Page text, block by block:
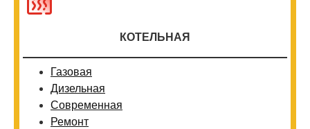
КОТЕЛЬНАЯ
Газовая
Дизельная
Современная
Ремонт